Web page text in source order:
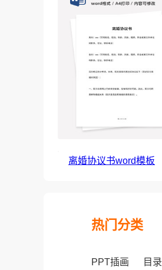
离婚协议书word模板
热门分类
PPT插画 目录